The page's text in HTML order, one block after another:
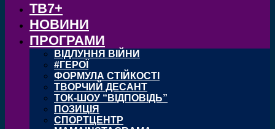
ТВ7+
НОВИНИ
ПРОГРАМИ
ВІДЛУННЯ ВІЙНИ
#ГЕРОЇ
ФОРМУЛА СТІЙКОСТІ
ТВОРЧИЙ ДЕСАНТ
ТОК-ШОУ “ВІДПОВІДЬ”
ПОЗИЦІЯ
СПОРТЦЕНТР